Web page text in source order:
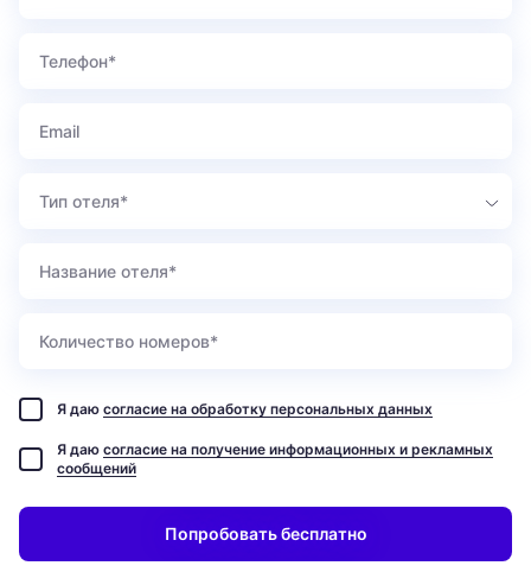
Я даюсогласие на получение информационных и рекламных